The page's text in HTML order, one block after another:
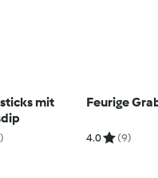
mit
Feurige
4.0 (9)